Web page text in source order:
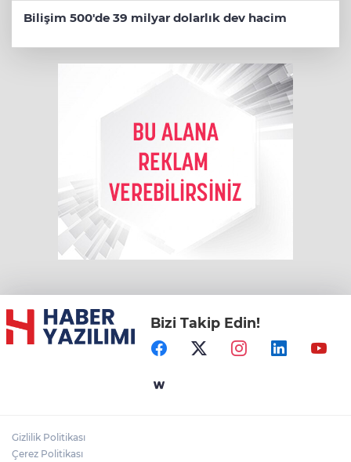
Bilişim 500'de 39 milyar dolarlık dev hacim
Bizi Takip Edin!
Gizlilik Politikası
Çerez Politikası